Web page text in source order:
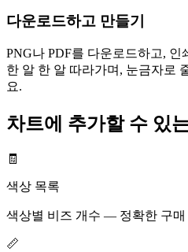
다운로드하고 만들기
PNG나 PDF를 다운로드하고,
한 알 한 알 따라가며, 눈금자로
요.
차트에 추가할 수 있
🧾
색상 목록
색상별 비즈 개수 — 정확한 구매
📏